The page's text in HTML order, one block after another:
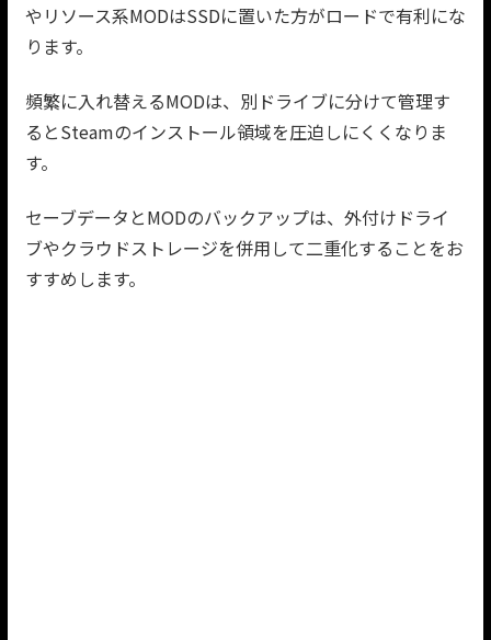
やリソース系MODはSSDに置いた方がロードで有利にな
ります。
頻繁に入れ替えるMODは、別ドライブに分けて管理す
るとSteamのインストール領域を圧迫しにくくなりま
す。
セーブデータとMODのバックアップは、外付けドライ
ブやクラウドストレージを併用して二重化することをお
すすめします。